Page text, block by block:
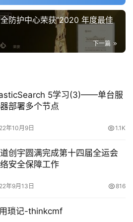
防护中心荣获”2020 年度最佳
下一篇
5学习(3)——单台服
部署多个节点
年10月9日 1.1K
创宇圆满完成第十四届全运会
安全保障工作
年9月13日 816
琐记-thinkcmf